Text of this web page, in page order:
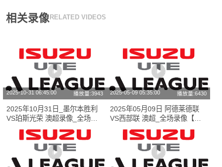
相关录像 RELATED VIDEOS
2025-10-31 06:45:00 播放量:3943
2025年10月31日_墨尔本胜利
VS珀斯光荣 澳超录像_全场录
像【全场回放】
2025-05-09 05:35:00 播放量:6430
2025年05月09日 阿德莱德联
VS西部联 澳超_全场录像【视
频集锦】